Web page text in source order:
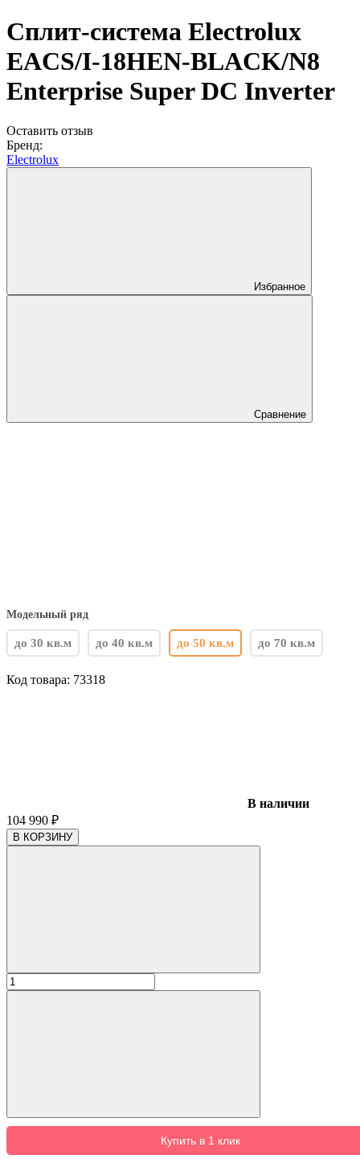
Сплит-система Electrolux
EACS/I-18HEN-BLACK/N8
Enterprise Super DC Inverter
Оставить отзыв
Бренд:
Electrolux
Избранное
Сравнение
Модельный ряд
до 30 кв.м до 40 кв.м до 50 кв.м до 70 кв.м
Код товара: 73318
В наличии
104 990 ₽
В КОРЗИНУ
Купить в 1 клик